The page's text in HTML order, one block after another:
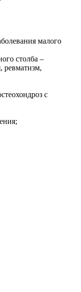
малого
столба –
ревматизм,
с